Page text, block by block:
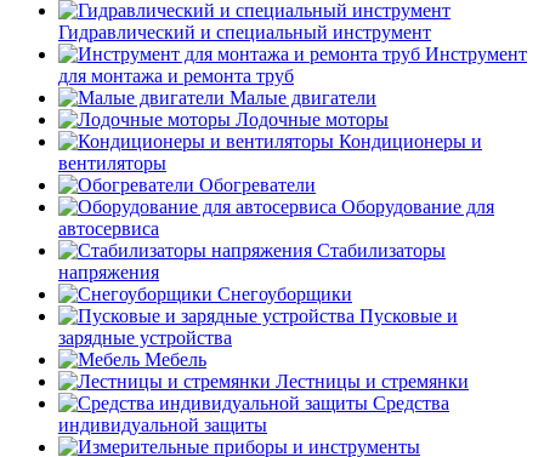
Гидравлический и специальный инструмент
Инструмент
для монтажа и ремонта труб
Малые двигатели
Лодочные моторы
Кондиционеры и
вентиляторы
Обогреватели
Оборудование для
автосервиса
Стабилизаторы
напряжения
Снегоуборщики
Пусковые и
зарядные устройства
Мебель
Лестницы и стремянки
Средства
индивидуальной защиты